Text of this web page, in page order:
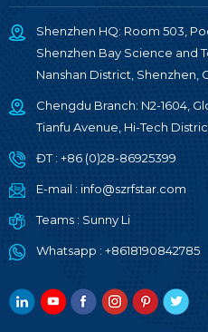
Shenzhen HQ: Room 503,
Shenzhen Bay Science and
Nanshan District, Shenzhen,
Chengdu Branch: N2-1604,
Tianfu Avenue, Hi-Tech
ĐT : +86 (0)28-86925399
E-mail : info@szrfstar.com
Teams : Sunny Li
Whatsapp : +8618190842785